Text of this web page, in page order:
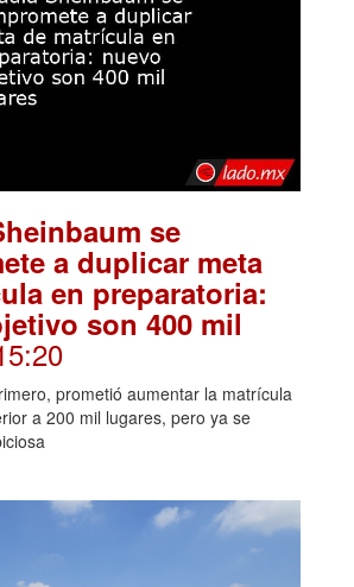
se
a duplicar meta
en preparatoria:
son 400 mil
prometió aumentar la matrícula
a 200 mil lugares, pero ya se